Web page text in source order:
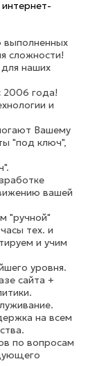
сложности!
наших
2006 года!
и
Вашему
"под ключ",
вашей
"ручной"
тех. и
и учим
уровня.
сайта +
на всем
по вопросам